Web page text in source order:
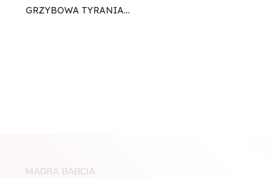
GRZYBOWA TYRANIA…
MĄDRA BABCIA